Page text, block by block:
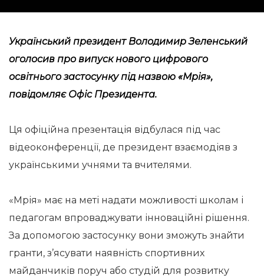
Український президент Володимир Зеленський
оголосив про випуск нового цифрового
освітнього застосунку під назвою «Мрія»,
повідомляєОфіс Президента.
Ця офіційна презентація відбулася під час
відеоконференції, де президент взаємодіяв з
українськими учнями та вчителями.
«Мрія» має на меті надати можливості школам і
педагогам впроваджувати інноваційні рішення.
За допомогою застосунку вони зможуть знайти
гранти, з’ясувати наявність спортивних
майданчиків поруч або студій для розвитку